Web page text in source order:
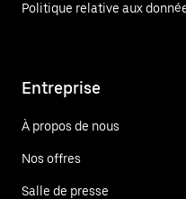
Politique relative aux
Entreprise
À propos de nous
Nos offres
Salle de presse